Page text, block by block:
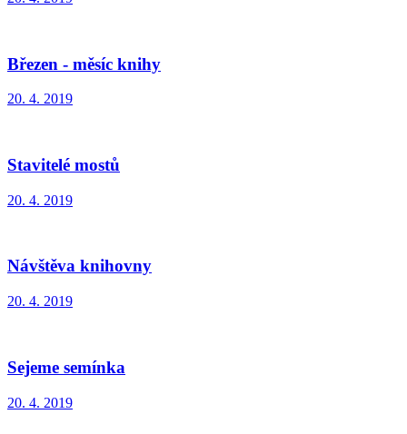
Březen - měsíc knihy
20. 4. 2019
Stavitelé mostů
20. 4. 2019
Návštěva knihovny
20. 4. 2019
Sejeme semínka
20. 4. 2019